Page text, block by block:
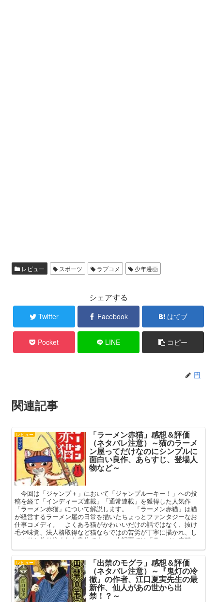
レビュー スポーツ ラブコメ 少年漫画
シェアする
Twitter Facebook はてブ
Pocket LINE コピー
円
関連記事
レビュー 「ラーメン赤猫」感想＆評価
（ネタバレ注意）～猫のラーメ
ン屋ってだけなのにシンプルに
面白い良作、あらすじ、登場人
物など～
今回は「ジャンプ＋」において「ジャンプルーキー！」への投
稿を経て「インディーズ連載」「通常連載」を獲得した人気作
「ラーメン赤猫」について解説します。 「ラーメン赤猫」は猫
が経営するラーメン屋の日常を描いたちょっとファンタジーなお
仕事コメディ。 よくある猫がかわいいだけの話ではなく、抜け
毛や味覚、法人格取得など猫ならではの苦労が丁寧に描かれ、し
っかりと作り込まれた良作です。 本記事では「ラーメン赤猫」
のあらすじや主な登場人物の解説を踏まえ、その魅力を語ってま
レビュー 「出禁のモグラ」感想＆評価
（ネタバレ注意）～『鬼灯の冷
徹』の作者、江口夏実先生の最
新作、仙人があの世から出
禁！？～